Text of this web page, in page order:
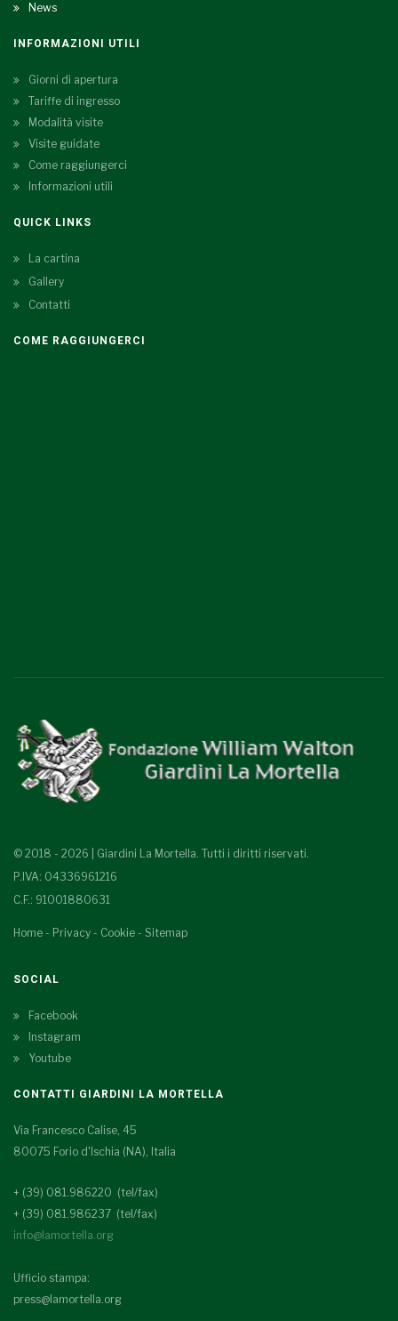
News
INFORMAZIONI UTILI
Giorni di apertura
Tariffe di ingresso
Modalità visite
Visite guidate
Come raggiungerci
Informazioni utili
QUICK LINKS
La cartina
Gallery
Contatti
COME RAGGIUNGERCI
© 2018 - 2026 | Giardini La Mortella. Tutti i diritti riservati.
P.IVA: 04336961216
C.F.: 91001880631
Home - Privacy - Cookie - Sitemap
SOCIAL
Facebook
Instagram
Youtube
CONTATTI GIARDINI LA MORTELLA
Via Francesco Calise, 45
80075 Forio d'Ischia (NA), Italia
+ (39) 081.986220 (tel/fax)
+ (39) 081.986237 (tel/fax)
info@lamortella.org
Ufficio stampa:
press@lamortella.org